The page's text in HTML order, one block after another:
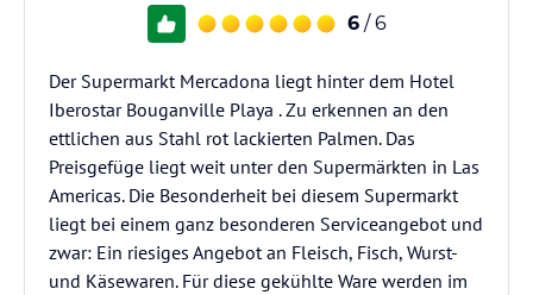
6 / 6
Der Supermarkt Mercadona liegt hinter dem Hotel
Iberostar Bouganville Playa . Zu erkennen an den
ettlichen aus Stahl rot lackierten Palmen. Das
Preisgefüge liegt weit unter den Supermärkten in Las
Americas. Die Besonderheit bei diesem Supermarkt
liegt bei einem ganz besonderen Serviceangebot und
zwar: Ein riesiges Angebot an Fleisch, Fisch, Wurst-
und Käsewaren. Für diese gekühlte Ware werden im